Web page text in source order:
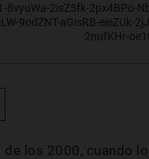
8vyuWa-2isZ5fk-2px4BPo-
9odZNT-aGisRB-eieZUk-
2nufKHr-
de los 2000, cuando